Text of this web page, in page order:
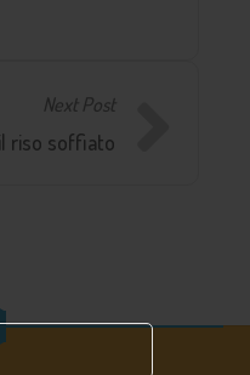
Next Post
riso soffiato